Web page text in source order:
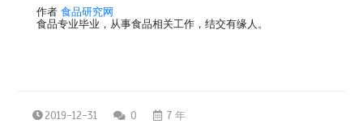
作者 食品研究网
食品专业毕业，从事食品相关工作，结交有缘人。
2019-12-31 0 7 年